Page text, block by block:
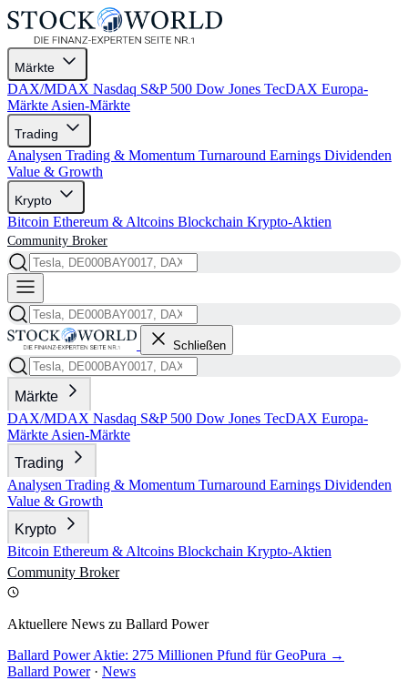
Märkte
DAX/MDAX Nasdaq S&P 500 Dow Jones TecDAX Europa-
Märkte Asien-Märkte
Trading
Analysen Trading & Momentum Turnaround Earnings Dividenden
Value & Growth
Krypto
Bitcoin Ethereum & Altcoins Blockchain Krypto-Aktien
Community Broker
Schließen
Märkte
DAX/MDAX Nasdaq S&P 500 Dow Jones TecDAX Europa-
Märkte Asien-Märkte
Trading
Analysen Trading & Momentum Turnaround Earnings Dividenden
Value & Growth
Krypto
Bitcoin Ethereum & Altcoins Blockchain Krypto-Aktien
Community Broker
Aktuellere News zu Ballard Power
Ballard Power Aktie: 275 Millionen Pfund für GeoPura →
Ballard Power · News